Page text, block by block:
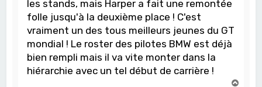
les stands, mais Harper a fait une remontée
folle jusqu'à la deuxième place ! C'est
vraiment un des tous meilleurs jeunes du GT
mondial ! Le roster des pilotes BMW est déjà
bien rempli mais il va vite monter dans la
hiérarchie avec un tel début de carrière !